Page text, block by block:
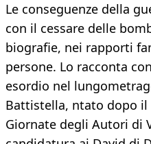
Le conseguenze della
con il cessare delle
biografie, nei rapporti
persone. Lo racconta
esordio nel
Battistella, ntato dopo
Giornate degli Autori di